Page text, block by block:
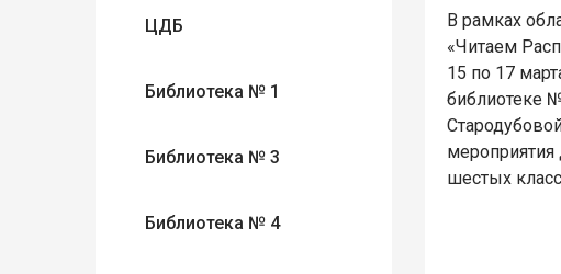
ЦДБ
Библиотека № 1
Библиотека № 3
Библиотека № 4
В рамках
«Читаем
15 по 17
библиотеке
мероприятия
шестых